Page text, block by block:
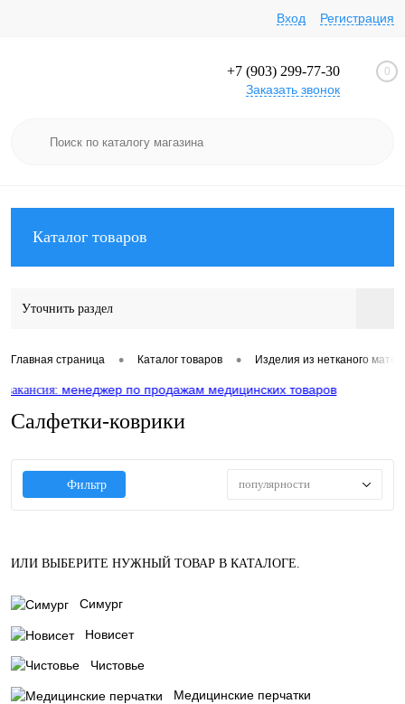
Вход Регистрация
+7 (903) 299-77-30
Заказать звонок
0
Каталог товаров
Уточнить раздел
Главная страница • Каталог товаров • Изделия из нетканого
менеджер по продажам медицинских товаров
Салфетки-коврики
Фильтр популярности
ИЛИ ВЫБЕРИТЕ НУЖНЫЙ ТОВАР В КАТАЛОГЕ.
Симург
Новисет
Чистовье
Медицинские перчатки